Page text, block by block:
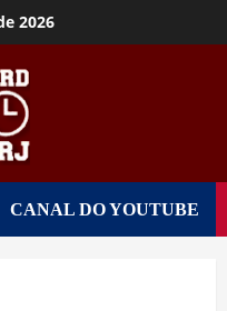
2026
CANAL DO YOUTUBE